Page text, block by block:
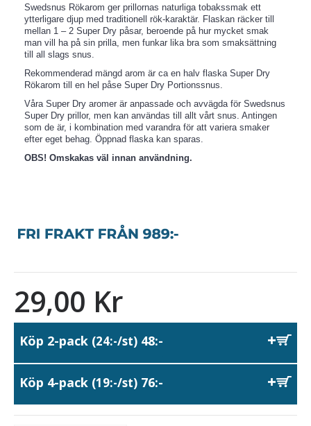
Swedsnus Rökarom ger prillornas naturliga tobakssmak ett
ytterligare djup med traditionell rök-karaktär. Flaskan räcker till
mellan 1 – 2 Super Dry påsar, beroende på hur mycket smak
man vill ha på sin prilla, men funkar lika bra som smaksättning
till all slags snus.
Rekommenderad mängd arom är ca en halv flaska Super Dry
Rökarom till en hel påse Super Dry Portionssnus.
Våra Super Dry aromer är anpassade och avvägda för Swedsnus
Super Dry prillor, men kan användas till allt vårt snus. Antingen
som de är, i kombination med varandra för att variera smaker
efter eget behag. Öppnad flaska kan sparas.
OBS! Omskakas väl innan användning.
29,00 Kr
Köp 2-pack (24:-/st) 48:-
Köp 4-pack (19:-/st) 76:-